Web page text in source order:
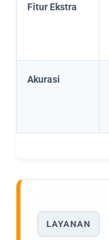
Fitur Ekstra
Akurasi
LAYANAN